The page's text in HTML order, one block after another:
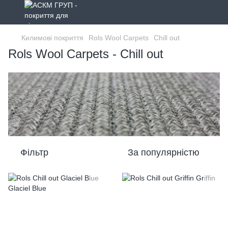
Килимові покриття Rols Wool Carpets Chill out
Rols Wool Carpets - Chill out
Фільтр За популярністю